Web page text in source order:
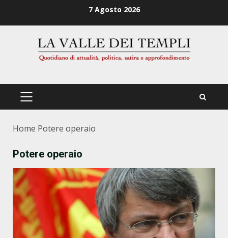
7 Agosto 2026
PRIMÄRES
Home Potere operaio
Potere operaio